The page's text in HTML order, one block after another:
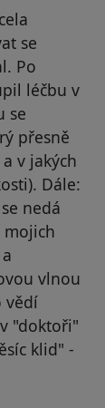
se
Po
léčbu v
se
přesně
v jakých
Dále:
nedá
mojich
vlnou
vědí
"doktoři"
klid" -